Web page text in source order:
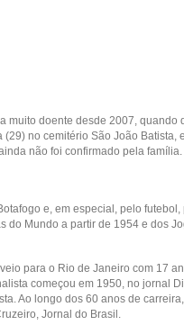
muito doente desde 2007, quando
(29) no cemitério São João Batista,
não foi confirmado pela família.
e, em especial, pelo
do Mundo a partir de 1954 e dos
para o Rio de Janeiro com 17
começou em 1950, no jornal
Ao longo dos 60 anos de
Jornal do Brasil.